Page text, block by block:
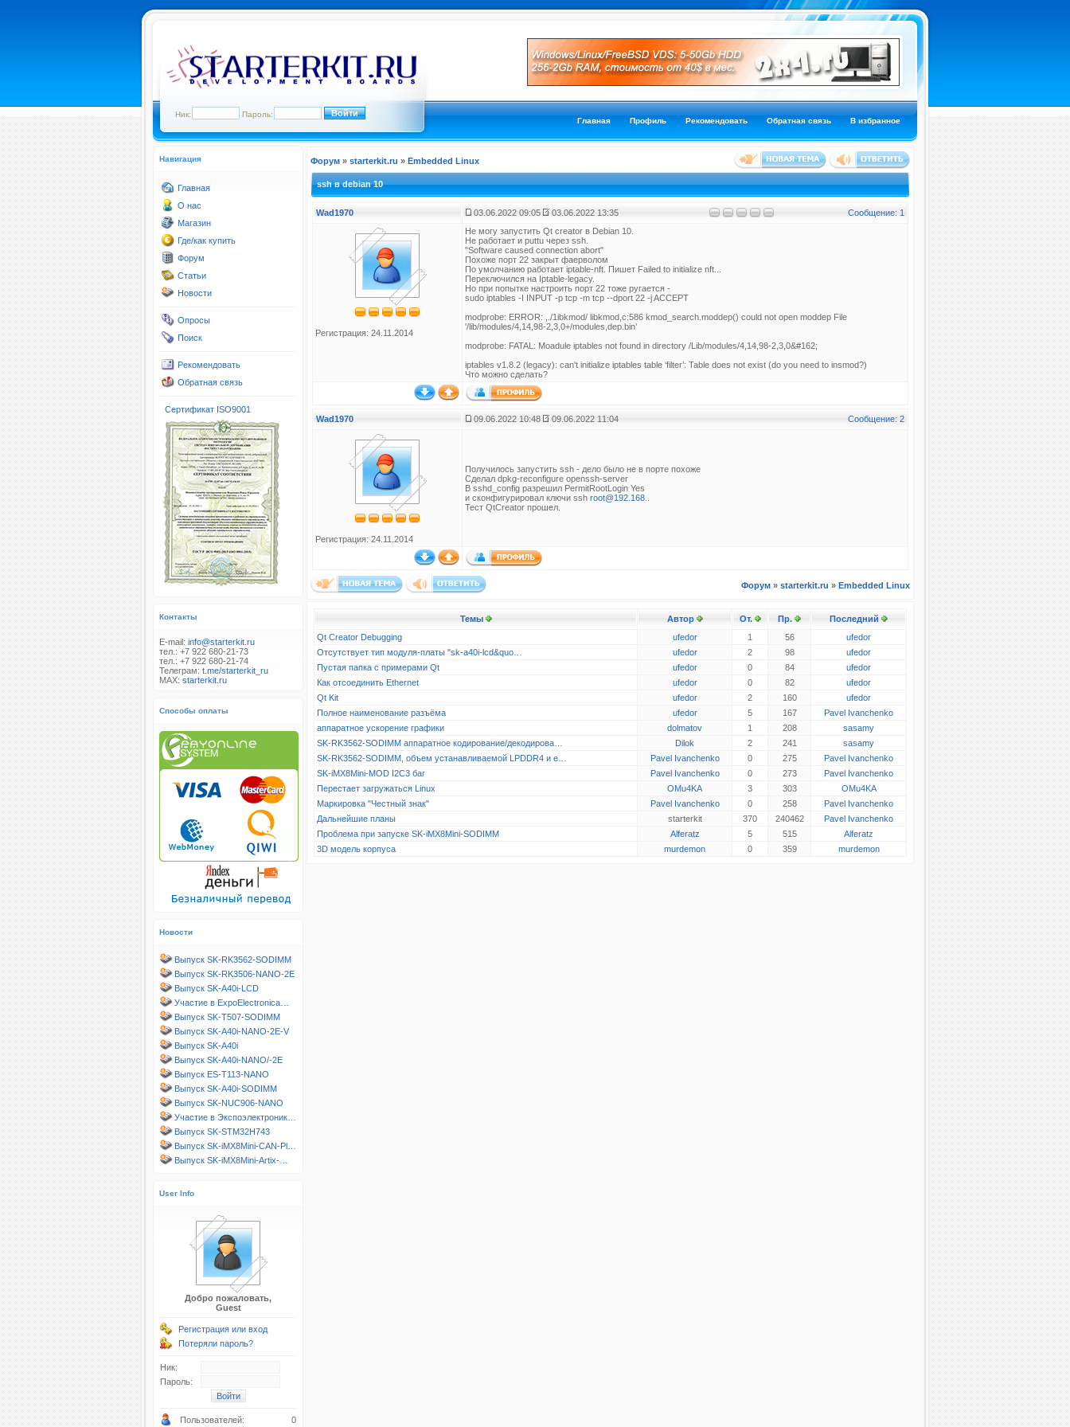
Ник: Пароль:
Главная Профиль Рекомендовать Обратная связь В избранное
Навигация
Главная
О нас
Магазин
Где/как купить
Форум
Статьи
Новости
Опросы
Поиск
Рекомендовать
Обратная связь
Сертификат ISO9001
Контакты
E-mail: info@starterkit.ru
тел.: +7 922 680-21-73
тел.: +7 922 680-21-74
Телеграм: t.me/starterkit_ru
MAX: starterkit.ru
Способы оплаты
Новости
Выпуск SK-RK3562-SODIMM
Выпуск SK-RK3506-NANO-2E
Выпуск SK-A40i-LCD
Участие в ExpoElectronica…
Выпуск SK-T507-SODIMM
Выпуск SK-A40i-NANO-2E-V
Выпуск SK-A40i
Выпуск SK-A40i-NANO/-2E
Выпуск ES-T113-NANO
Выпуск SK-A40i-SODIMM
Выпуск SK-NUC906-NANO
Участие в Экспоэлектроник…
Выпуск SK-STM32H743
Выпуск SK-iMX8Mini-CAN-Pl…
Выпуск SK-iMX8Mini-Artix-…
User Info
Добро пожаловать,
Guest
Регистрация или вход
Потеряли пароль?
Ник:
Пароль:
Пользователей: 0
Форум » starterkit.ru » Embedded Linux
ssh в debian 10
Wad1970 03.06.2022 09:05 03.06.2022 13:35 Сообщение: 1
Регистрация: 24.11.2014
Не могу запустить Qt creator в Debian 10.
Не работает и puttu через ssh.
"Software caused connection abort"
Похоже порт 22 закрыт фаерволом
По умолчанию работает iptable-nft. Пишет Failed to initialize nft...
Переключился на Iptable-legacy.
Но при попытке настроить порт 22 тоже ругается -
sudo iptables -I INPUT -p tcp -m tcp --dport 22 -j ACCEPT
modprobe: ERROR: ,./1ibkmod/ libkmod,c:586 kmod_search.moddep() could not open moddep File
'/lib/modules/4,14,98-2,3,0+/modules,dep.bin’
modprobe: FATAL: Moadule iptables not found in directory /Lib/modules/4,14,98-2,3,0&#162;
iptables v1.8.2 (legacy): can't initialize iptables table ‘filter’: Table does not exist (do you need to insmod?)
Что можно сделать?
Wad1970 09.06.2022 10:48 09.06.2022 11:04 Сообщение: 2
Регистрация: 24.11.2014
Получилось запустить ssh - дело было не в порте похоже
Сделал dpkg-reconfigure openssh-server
В sshd_config разрешил PermitRootLogin Yes
и сконфигурировал ключи ssh root@192.168
Тест QtCreator прошел.
Форум » starterkit.ru » Embedded Linux
Темы Автор От. Пр.
Последний
Qt Creator Debugging
ufedor 1 56
ufedor
Отсутствует тип модуля-платы "sk-a40i-lcd&quo…
ufedor 2 98
ufedor
Пустая папка с примерами Qt
ufedor 0 84
ufedor
Как отсоединить Ethernet
ufedor 0 82
ufedor
Qt Kit
ufedor 2 160
ufedor
Полное наименование разъёма
ufedor 5 167
Pavel Ivanchenko
аппаратное ускорение графики
dolmatov 1 208
sasamy
SK-RK3562-SODIMM аппаратное кодирование/декодирова…
Dilok 2 241
sasamy
SK-RK3562-SODIMM, объем устанавливаемой LPDDR4 и e…
Pavel Ivanchenko 0 275
Pavel Ivanchenko
SK-iMX8Mini-MOD I2C3 баг
Pavel Ivanchenko 0 273
Pavel Ivanchenko
Перестает загружаться Linux
OMu4KA 3 303
OMu4KA
Маркировка "Честный знак"
Pavel Ivanchenko 0 258
Pavel Ivanchenko
Дальнейшие планы
starterkit 370 240462
Pavel Ivanchenko
Проблема при запуске SK-iMX8Mini-SODIMM
Alferatz 5 515
Alferatz
3D модель корпуса
murdemon 0 359 murdemon